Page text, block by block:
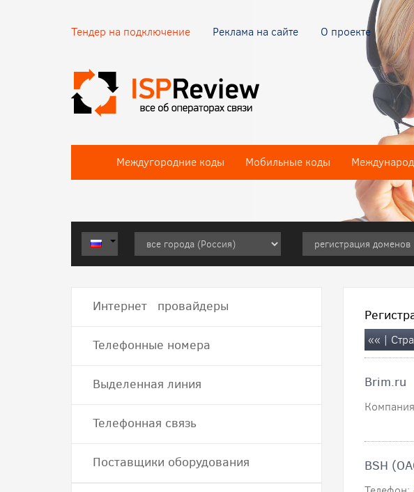
Тендер на подключение Реклама на сайте О проекте
Междугородние коды Мобильные коды
«« |
Brim.ru
BSH
Интернет провайдеры
Телефонные номера
Выделенная линия
Телефонная связь
Поставщики оборудования